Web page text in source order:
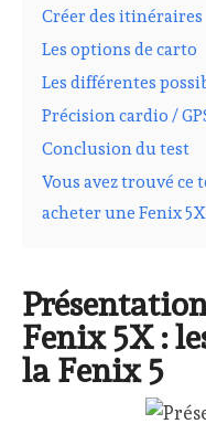
Créer des itinéraires
Les options de carto
Les différentes
Précision cardio /
Conclusion du test
Vous avez trouvé ce
acheter une Fenix 5X
Fenix 5X :
la Fenix 5